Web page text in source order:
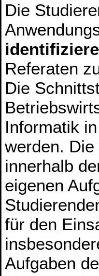
Die
Referaten
Die
Informatik
werden.
innerhalb
eigenen
für den
Aufgaben